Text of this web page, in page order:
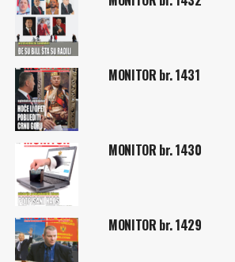
MONITOR br. 1431
MONITOR br. 1430
MONITOR br. 1429